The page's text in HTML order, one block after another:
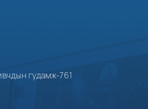
гудамж-761